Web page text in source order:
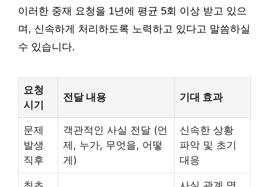
이러한 중재 요청을 1년에 평균 5회 이상 받고 있으
며, 신속하게 처리하도록 노력하고 있다고 말씀하실
수 있습니다.
요청
시기
전달 내용 기대 효과
문제
발생
직후
객관적인 사실 전달 (언
제, 누가, 무엇을, 어떻
게)
신속한 상황
파악 및 초기
대응